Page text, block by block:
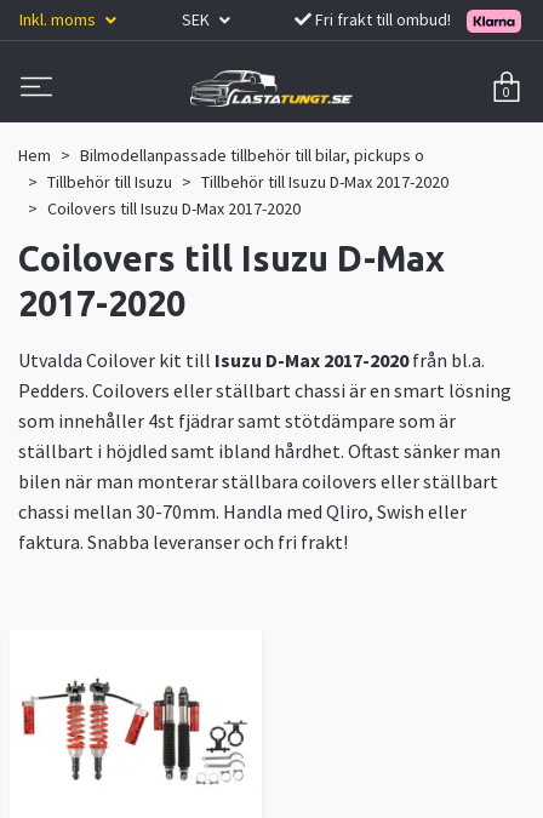
Inkl. moms SEK Fri frakt till ombud!
0
Hem
Bilmodellanpassade tillbehör till bilar, pickups o
Tillbehör till Isuzu
Tillbehör till Isuzu D-Max 2017-2020
Coilovers till Isuzu D-Max 2017-2020
Coilovers till Isuzu D-Max
2017-2020
Utvalda Coilover kit till Isuzu D-Max 2017-2020 från bl.a.
Pedders. Coilovers eller ställbart chassi är en smart lösning
som innehåller 4st fjädrar samt stötdämpare som är
ställbart i höjdled samt ibland hårdhet. Oftast sänker man
bilen när man monterar ställbara coilovers eller ställbart
chassi mellan 30-70mm. Handla med Qliro, Swish eller
faktura. Snabba leveranser och fri frakt!